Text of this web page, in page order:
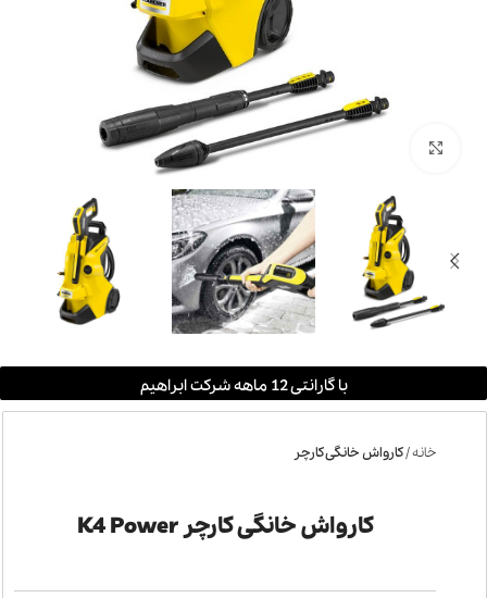
با گارانتی 12 ماهه شرکت ابراهیم
خانه کارواش خانگی کارچر
کارواش خانگی کارچر K4 Power